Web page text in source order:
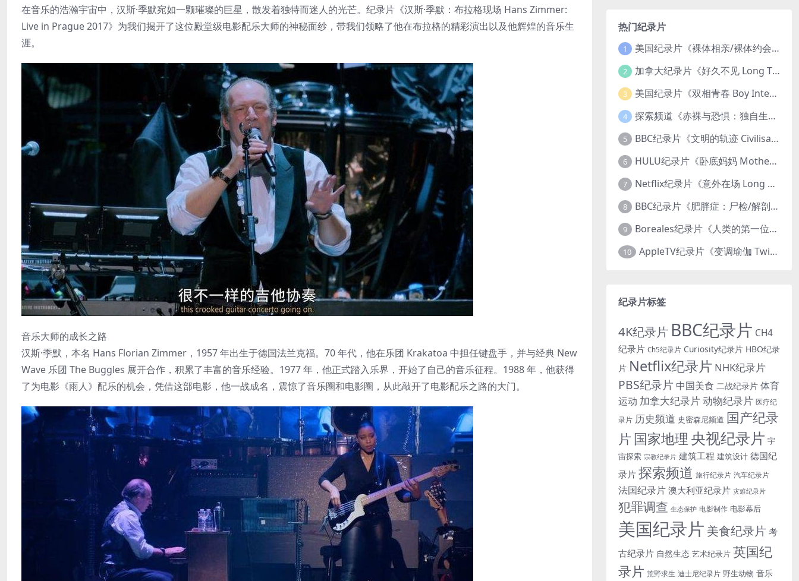
在音乐的浩瀚宇宙中，汉斯·季默宛如一颗璀璨的巨星，散发着独特而迷人的光芒。纪录片《汉斯·季默：布拉格现场 Hans Zimmer:
Live in Prague 2017》为我们揭开了这位殿堂级电影配乐大师的神秘面纱，带我们领略了他在布拉格的精彩演出以及他辉煌的音乐生
涯。
音乐大师的成长之路
汉斯·季默，本名 Hans Florian Zimmer，1957 年出生于德国法兰克福。70 年代，他在乐团 Krakatoa 中担任键盘手，并与经典 New
Wave 乐团 The Buggles 展开合作，积累了丰富的音乐经验。1977 年，他正式踏入乐界，开始了自己的音乐征程。1988 年，他获得
了为电影《雨人》配乐的机会，凭借这部电影，他一战成名，震惊了音乐圈和电影圈，从此敲开了电影配乐之路的大门。
热门纪录片
1 美国纪录片《裸体相亲/裸体约会 Dating Naked 2014-2016》第1-3季全33集 英语中英双字 无水印纯净版 1080P/MKV/85.6G 裸体相亲真人秀
2 加拿大纪录片《好久不见 Long Time Comin 1993》英语中英双字 官方纯净版 1080P/MKV/1G 女同性艺术家
3 美国纪录片《双相青春 Boy Interrupted 2009》英语中英双字 官方纯净版 1080P/MKV/1.43G 青少年躁郁症
4 探索频道《赤裸与恐惧：独自生存/赤裸荒野求生 Naked and Afraid: Solo 2023》第一季全8集 英语中英双字 官方纯净版 高码1080P/MKV/45.4G
5 BBC纪录片《文明的轨迹 Civilisations 1969》全13集 英语中英双字 高清收藏版 1080P/MKV/64.1G 西方艺术史话
6 HULU纪录片《卧底妈妈 Mother Undercover 2023》全4集 英语中英双字 官方纯净版 1080P/MKV/7.6G 拯救孩子
7 Netflix纪录片《意外在场 Long Shot 2017》英语中字 720P/NKV/1.06GB 美国谋杀误判案件
8 BBC纪录片《肥胖症：尸检/解剖肥胖 Obesity: The Post Mortem 2016》英语中英双字 无水印纯净版 1080P/MKV/1.03G
9 Boreales纪录片《人类的第一位动物朋友：人类和狗的神奇故事 Man’s First Friend 2018》英语中英双字 1080P/MP4/1.8G 狗的神奇故事
10 AppleTV纪录片《变调瑜伽 Twisted Yoga 2026》全3集 英语中英双字 无水印纯净版 1080P/MKV/10G 瑜伽大师背后的真相
纪录片标签
4K纪录片 BBC纪录片 CH4
纪录片 Ch5纪录片 Curiosity纪录片 HBO纪录
片 Netflix纪录片 NHK纪录片
PBS纪录片 中国美食 二战纪录片 体育
运动 加拿大纪录片动物纪录片 医疗纪
录片 历史频道 史密森尼频道 国产纪录
片 国家地理 央视纪录片 宇
宙探索 宗教纪录片 建筑工程 建筑设计 德国纪
录片 探索频道 旅行纪录片 汽车纪录片
法国纪录片 澳大利亚纪录片 灾难纪录片
犯罪调查 生态保护 电影制作 电影幕后
美国纪录片 美食纪录片考
古纪录片 自然生态 艺术纪录片 英国纪
录片 荒野求生 迪士尼纪录片 野生动物 音乐